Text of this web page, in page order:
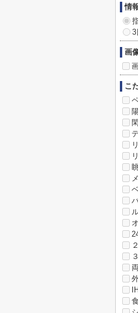
情
3
画
こ